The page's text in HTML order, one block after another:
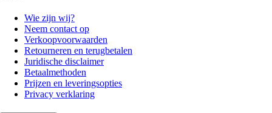
Wie zijn wij?
Neem contact op
Verkoopvoorwaarden
Retourneren en terugbetalen
Juridische disclaimer
Betaalmethoden
Prijzen en leveringsopties
Privacy verklaring